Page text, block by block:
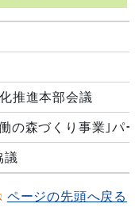
推進本部会議
の森づくり事業｣
議
ページの先頭へ戻る